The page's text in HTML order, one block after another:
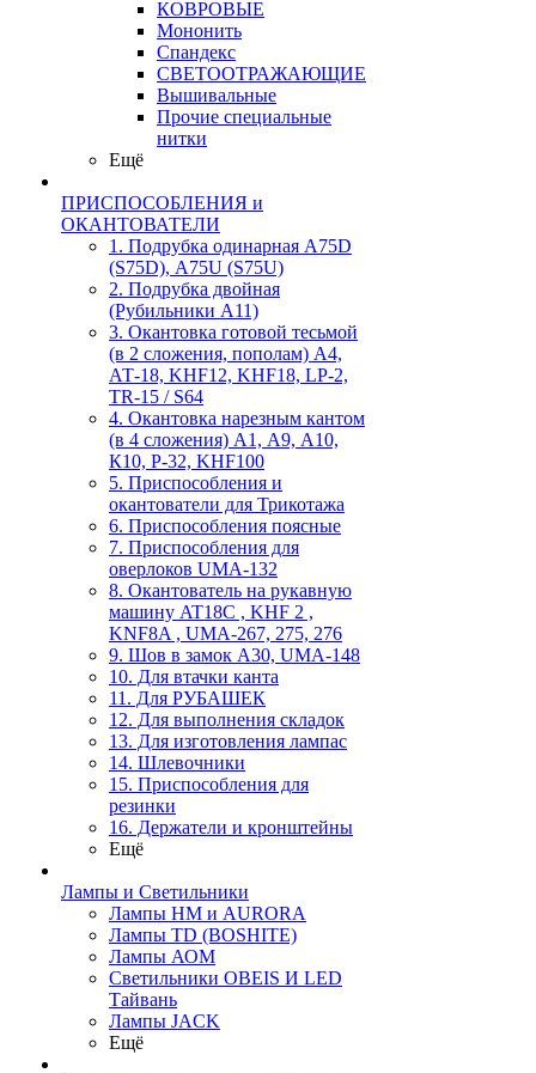
КОВРОВЫЕ
Мононить
Спандекс
СВЕТООТРАЖАЮЩИЕ
Вышивальные
Прочие специальные
нитки
Ещё
ПРИСПОСОБЛЕНИЯ и
ОКАНТОВАТЕЛИ
1. Подрубка одинарная А75D
(S75D), А75U (S75U)
2. Подрубка двойная
(Рубильники А11)
3. Окантовка готовой тесьмой
(в 2 сложения, пополам) А4,
АТ-18, KHF12, KHF18, LP-2,
TR-15 / S64
4. Окантовка нарезным кантом
(в 4 сложения) А1, А9, А10,
К10, Р-32, KHF100
5. Приспособления и
окантователи для Трикотажа
6. Приспособления поясные
7. Приспособления для
оверлоков UMA-132
8. Окантователь на рукавную
машину AT18C , KHF 2 ,
KNF8A , UMA-267, 275, 276
9. Шов в замок А30, UMA-148
10. Для втачки канта
11. Для РУБАШЕК
12. Для выполнения складок
13. Для изготовления лампас
14. Шлевочники
15. Приспособления для
резинки
16. Держатели и кронштейны
Ещё
Лампы и Светильники
Лампы HM и AURORA
Лампы TD (BOSHITE)
Лампы АОМ
Светильники OBEIS И LED
Тайвань
Лампы JACK
Ещё